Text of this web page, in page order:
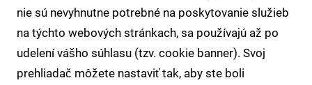
nie sú nevyhnutne potrebné na poskytovanie služieb
na týchto webových stránkach, sa používajú až po
udelení vášho súhlasu (tzv. cookie banner). Svoj
prehliadač môžete nastaviť tak, aby ste boli